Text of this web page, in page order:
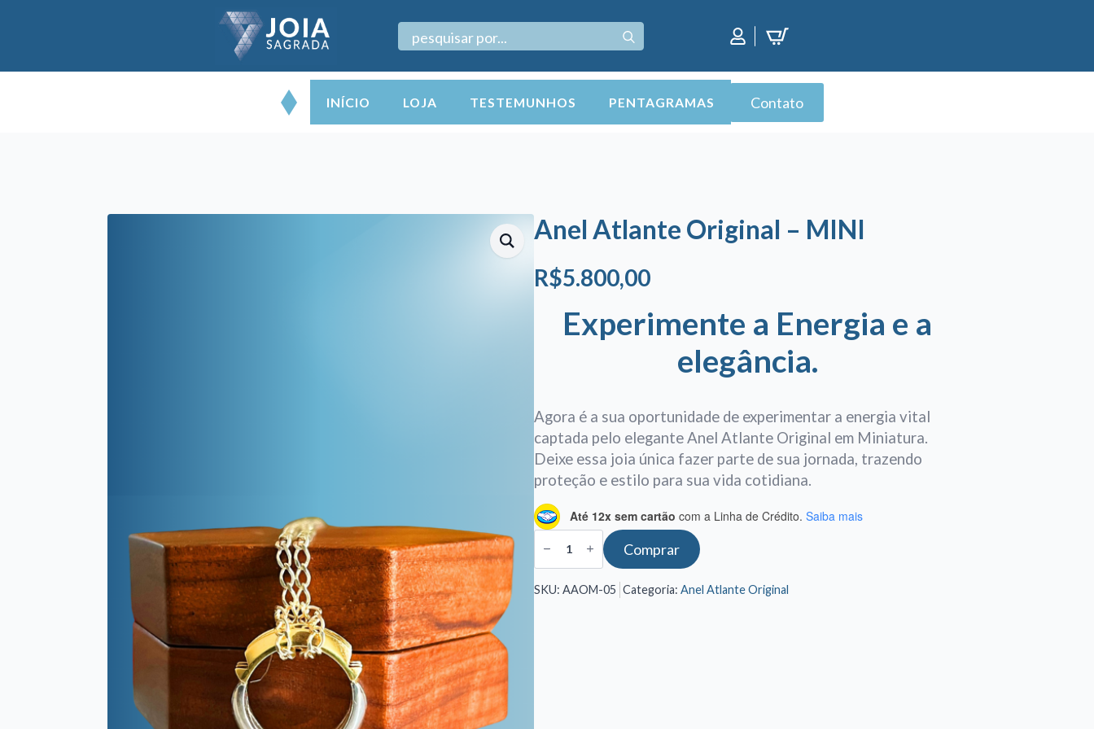
for:
INÍCIO LOJA TESTEMUNHOS PENTAGRAMAS Contato
Anel Atlante Original – MINI
R$5.800,00
Experimente a Energia e a
elegância.
Agora é a sua oportunidade de experimentar a energia vital
captada pelo elegante Anel Atlante Original em Miniatura.
Deixe essa joia única fazer parte de sua jornada, trazendo
proteção e estilo para sua vida cotidiana.
Até 12x sem cartão com a Linha de Crédito. Saiba mais
Anel
Atlante
Original
MINI
Comprar
SKU: AAOM-05 Categoria: Anel Atlante Original